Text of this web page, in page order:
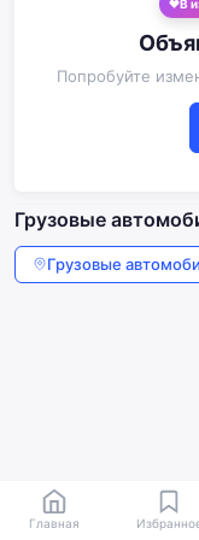
Попробуйте
Грузовые
Грузовые
Главная